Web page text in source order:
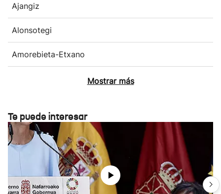
Ajangiz
Alonsotegi
Amorebieta-Etxano
Mostrar más
Te puede interesar